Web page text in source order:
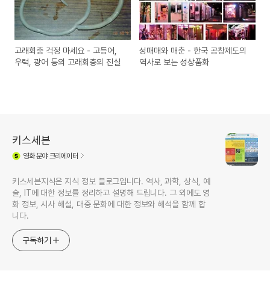
고래회충 걱정 마세요 - 고등어,
우럭, 광어 등의 고래회충의 진실
성매매와 매춘 - 한국 공창제도의
역사로 보는 성상품화
키스세븐
영화분야 크리에이터
키스세븐지식은 지식 정보 블로그입니다. 역사, 과학, 상식, 예
술, IT에 대한 정보를 정리하고 설명해 드립니다. 그 외에도 영
화 정보, 시사 해설, 대중 문화에 대한 정보와 해석을 함께 합
니다.
구독하기